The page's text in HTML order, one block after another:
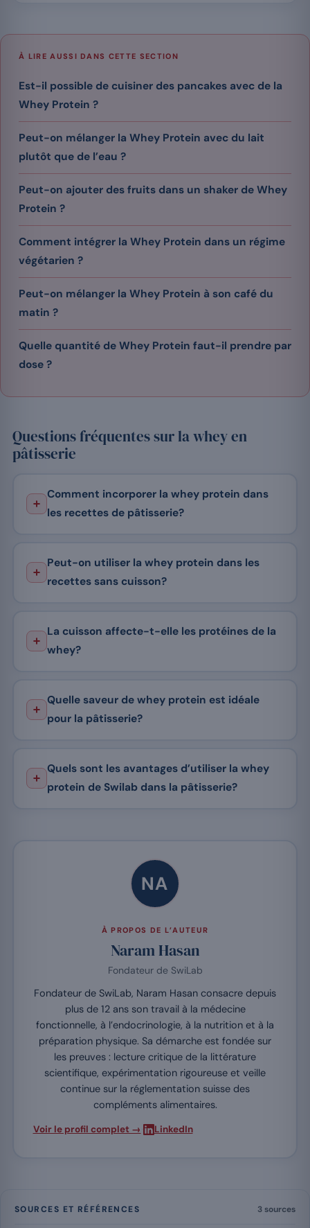
À LIRE AUSSI DANS CETTE SECTION
Est-il possible de cuisiner des pancakes avec de la
Whey Protein ?
Peut-on mélanger la Whey Protein avec du lait
plutôt que de l’eau ?
Peut-on ajouter des fruits dans un shaker de Whey
Protein ?
Comment intégrer la Whey Protein dans un régime
végétarien ?
Peut-on mélanger la Whey Protein à son café du
matin ?
Quelle quantité de Whey Protein faut-il prendre par
dose ?
Questions fréquentes sur la whey en
pâtisserie
Comment incorporer la whey protein dans
les recettes de pâtisserie?
Peut-on utiliser la whey protein dans les
recettes sans cuisson?
La cuisson affecte-t-elle les protéines de la
whey?
Quelle saveur de whey protein est idéale
pour la pâtisserie?
Quels sont les avantages d’utiliser la whey
protein de Swilab dans la pâtisserie?
NA
À PROPOS DE L’AUTEUR
Naram Hasan
Fondateur de SwiLab
Fondateur de SwiLab, Naram Hasan consacre depuis
plus de 12 ans son travail à la médecine
fonctionnelle, à l’endocrinologie, à la nutrition et à la
préparation physique. Sa démarche est fondée sur
les preuves : lecture critique de la littérature
scientifique, expérimentation rigoureuse et veille
continue sur la réglementation suisse des
compléments alimentaires.
Voir le profil complet → LinkedIn
SOURCES ET RÉFÉRENCES 3 sources